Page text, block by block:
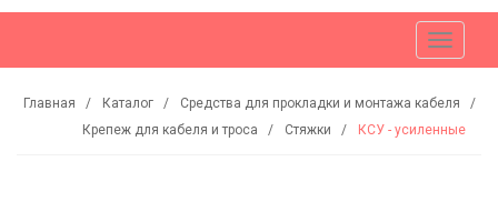
Меню
Главная Каталог
Средства для прокладки и монтажа кабеля
Крепеж для кабеля и троса
Стяжки КСУ - усиленные